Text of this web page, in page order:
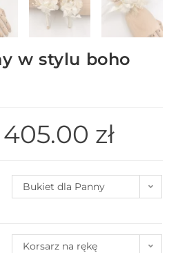
w stylu boho
405.00 zł
Bukiet dla Panny
Korsarz na rękę